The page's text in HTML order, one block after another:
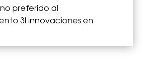
preferido al
3I innovaciones en